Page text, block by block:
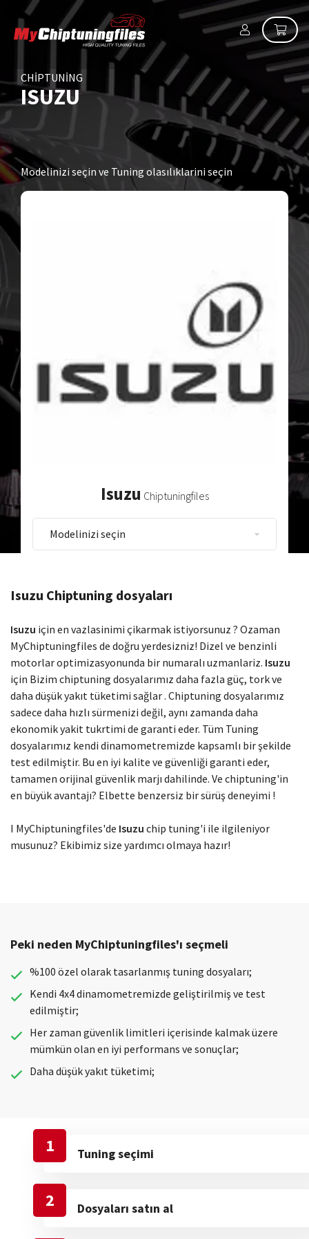
CHIPTUNING
ISUZU
Modelinizi seçin ve Tuning olasılıklarini seçin
Isuzu Chiptuningfiles
Modelinizi seçin
Isuzu Chiptuning dosyaları
Isuzu için en vazlasinimi çikarmak istiyorsunuz ? Ozaman
MyChiptuningfiles de doğru yerdesizniz! Dizel ve benzinli
motorlar optimizasyonunda bir numaralı uzmanlariz. Isuzu
için Bizim chiptuning dosyalarımız daha fazla güç, tork ve
daha düşük yakıt tüketimi sağlar . Chiptuning dosyalarımız
sadece daha hızlı sürmenizi değil, aynı zamanda daha
ekonomik yakit tukrtimi de garanti eder. Tüm Tuning
dosyalarımız kendi dinamometremizde kapsamlı bir şekilde
test edilmiştir. Bu en iyi kalite ve güvenliği garanti eder,
tamamen orijinal güvenlik marjı dahilinde. Ve chiptuning'in
en büyük avantajı? Elbette benzersiz bir sürüş deneyimi !
I MyChiptuningfiles'de Isuzu chip tuning'i ile ilgileniyor
musunuz? Ekibimiz size yardımcı olmaya hazır!
Peki neden MyChiptuningfiles'ı seçmeli
%100 özel olarak tasarlanmış tuning dosyaları;
Kendi 4x4 dinamometremizde geliştirilmiş ve test
edilmiştir;
Her zaman güvenlik limitleri içerisinde kalmak üzere
mümkün olan en iyi performans ve sonuçlar;
Daha düşük yakıt tüketimi;
1 Tuning seçimi
2 Dosyaları satın al